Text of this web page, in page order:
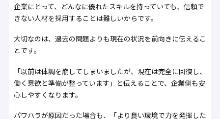
企業にとって、どんなに優れたスキルを持っていても、信頼で
きない人材を採用することは難しいからです。
大切なのは、過去の問題よりも現在の状況を前向きに伝えるこ
とです。
「以前は体調を崩してしまいましたが、現在は完全に回復し、
働く意欲と準備が整っています」と伝えることで、企業側も安
心しやすくなります。
パワハラが原因だった場合も、「より良い環境で力を発揮した